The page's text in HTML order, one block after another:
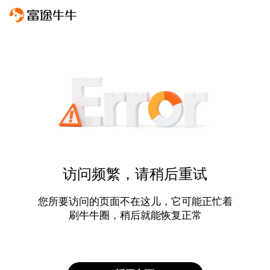
访问频繁，请稍后重试
您所要访问的页面不在这儿，它可能正忙着
刷牛牛圈，稍后就能恢复正常